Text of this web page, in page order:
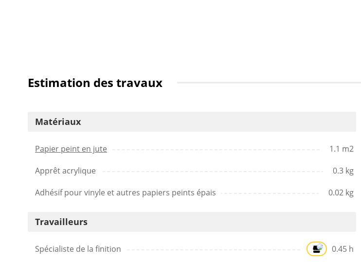
Estimation des travaux
Matériaux
Papier peint en jute 1.1 m2
Apprêt acrylique 0.3 kg
Adhésif pour vinyle et autres papiers peints épais 0.02 kg
Travailleurs
Spécialiste de la finition 0.45 h